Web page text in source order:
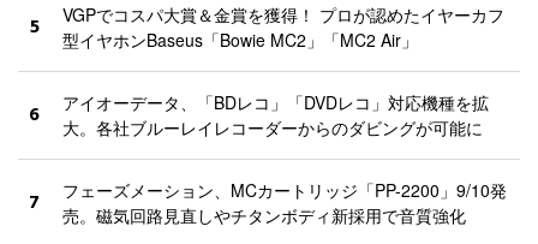
5
VGPでコスパ大賞＆金賞を獲得！ プロが認めたイヤーカフ
型イヤホンBaseus「Bowie MC2」「MC2 Air」
6
アイオーデータ、「BDレコ」「DVDレコ」対応機種を拡
大。各社ブルーレイレコーダーからのダビングが可能に
7
フェーズメーション、MCカートリッジ「PP-2200」9/10発
売。磁気回路見直しやチタンボディ新採用で音質強化